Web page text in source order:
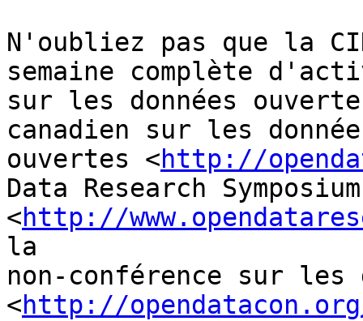
N'oubliez pas que la
semaine complète
sur les données
canadien sur les
ouvertes <http://
Data Research Symposium
<http://
la
non-conférence sur les
<http://